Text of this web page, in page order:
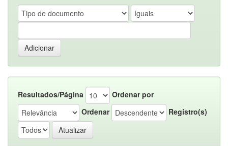
Resultados/Página
Ordenar por
Ordenar
Registro(s)